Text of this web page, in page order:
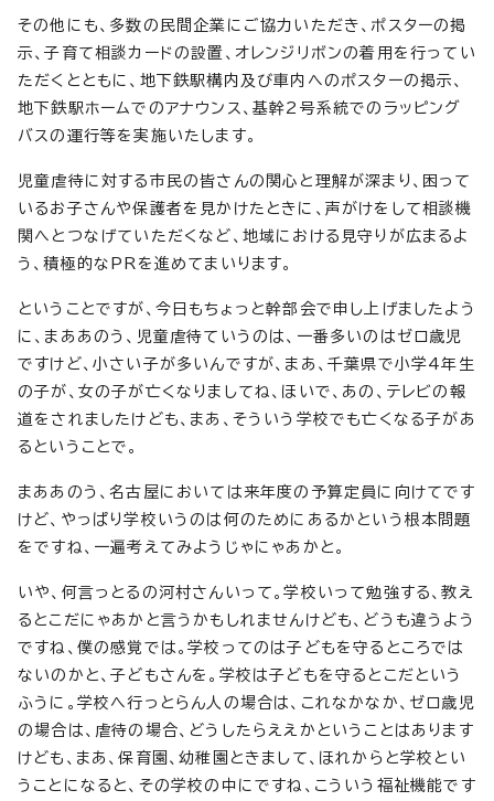
その他にも、多数の民間企業にご協力いただき、ポスターの掲
示、子育て相談カードの設置、オレンジリボンの着用を行ってい
ただくとともに、地下鉄駅構内及び車内へのポスターの掲示、
地下鉄駅ホームでのアナウンス、基幹2号系統でのラッピング
バスの運行等を実施いたします。
児童虐待に対する市民の皆さんの関心と理解が深まり、困って
いるお子さんや保護者を見かけたときに、声がけをして相談機
関へとつなげていただくなど、地域における見守りが広まるよ
う、積極的なPRを進めてまいります。
ということですが、今日もちょっと幹部会で申し上げましたよう
に、まああのう、児童虐待ていうのは、一番多いのはゼロ歳児
ですけど、小さい子が多いんですが、まあ、千葉県で小学4年生
の子が、女の子が亡くなりましてね、ほいで、あの、テレビの報
道をされましたけども、まあ、そういう学校でも亡くなる子があ
るということで。
まああのう、名古屋においては来年度の予算定員に向けてです
けど、やっぱり学校いうのは何のためにあるかという根本問題
をですね、一遍考えてみようじゃにゃあかと。
いや、何言っとるの河村さんいって。学校いって勉強する、教え
るとこだにゃあかと言うかもしれませんけども、どうも違うよう
ですね、僕の感覚では。学校ってのは子どもを守るところでは
ないのかと、子どもさんを。学校は子どもを守るとこだという
ふうに。学校へ行っとらん人の場合は、これなかなか、ゼロ歳児
の場合は、虐待の場合、どうしたらええかということはあります
けども、まあ、保育園、幼稚園ときまして、ほれからと学校とい
うことになると、その学校の中にですね、こういう福祉機能です